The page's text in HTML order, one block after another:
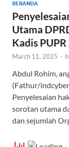
BERANDA
Utama
Kadis
March 11, 2025 -
Abdul Rohim,
(Fathur/
Penyelesaian
sorotan utama
dan sejumlah